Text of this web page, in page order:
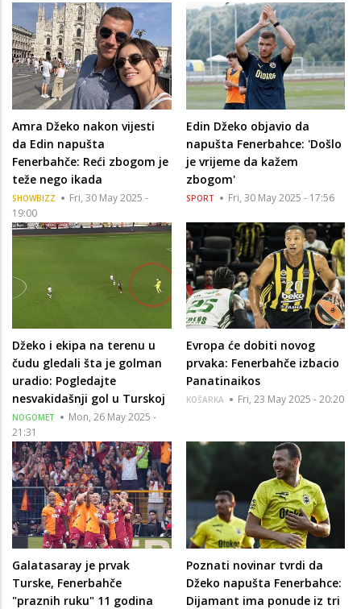
Amra Džeko nakon vijesti
da Edin napušta
Fenerbahče: Reći zbogom je
teže nego ikada
SHOWBIZZ
Fri, 30 May 2025 -
19:00
Edin Džeko objavio da
napušta Fenerbahce: 'Došlo
je vrijeme da kažem
zbogom'
SPORT Fri, 30 May 2025 - 17:56
Džeko i ekipa na terenu u
čudu gledali šta je golman
uradio: Pogledajte
nesvakidašnji gol u Turskoj
NOGOMET
Mon, 26 May 2025 -
21:31
Evropa će dobiti novog
prvaka: Fenerbahče izbacio
Panatinaikos
KOŠARKA Fri, 23 May 2025 - 20:20
Galatasaray je prvak
Turske, Fenerbahče
"praznih ruku" 11 godina
Poznati novinar tvrdi da
Džeko napušta Fenerbahce:
Dijamant ima ponude iz tri